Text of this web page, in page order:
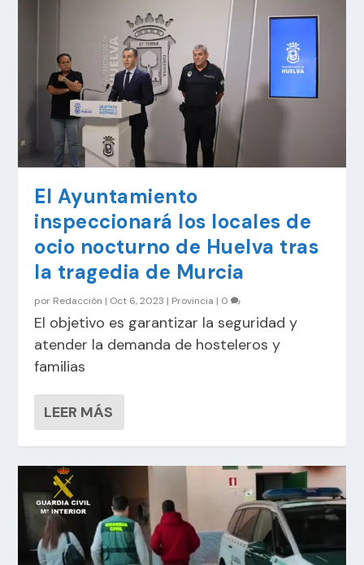
El Ayuntamiento
inspeccionará los locales de
ocio nocturno de Huelva tras
la tragedia de Murcia
por Redacción | Oct 6, 2023 | Provincia | 0
El objetivo es garantizar la seguridad y
atender la demanda de hosteleros y
familias
LEER MÁS